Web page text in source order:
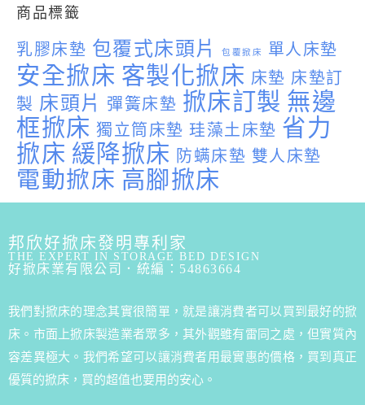
商品標籤
乳膠床墊 包覆式床頭片 包覆掀床 單人床墊
安全掀床 客製化掀床 床墊 床墊訂
製 床頭片 彈簧床墊 掀床訂製 無邊
框掀床 獨立筒床墊 珪藻土床墊 省力
掀床 緩降掀床 防螨床墊 雙人床墊
電動掀床 高腳掀床
邦欣好掀床發明專利家
THE EXPERT IN STORAGE BED DESIGN
好掀床業有限公司．統編：54863664
我們對掀床的理念其實很簡單，就是讓消費者可以買到最好的掀
床。市面上掀床製造業者眾多，其外觀雖有雷同之處，但實質內
容差異極大。我們希望可以讓消費者用最實惠的價格，買到真正
優質的掀床，買的超值也要用的安心。